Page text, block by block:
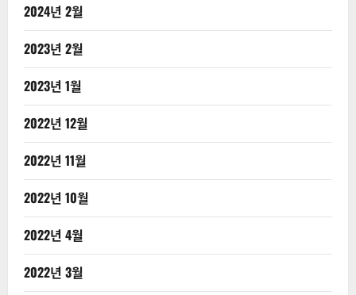
2024년 2월
2023년 2월
2023년 1월
2022년 12월
2022년 11월
2022년 10월
2022년 4월
2022년 3월